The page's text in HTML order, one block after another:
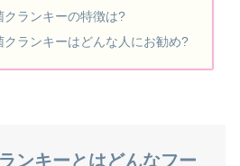
クランキーの特徴は?
クランキーはどんな人にお勧め?
ンキーとはどんなフー